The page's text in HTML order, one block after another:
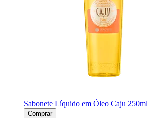
Sabonete Líquido em Óleo Caju 250ml
Comprar